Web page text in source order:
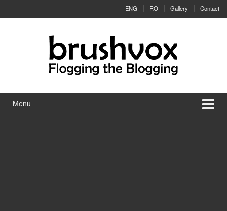
ENG RO Gallery Contact
Menu